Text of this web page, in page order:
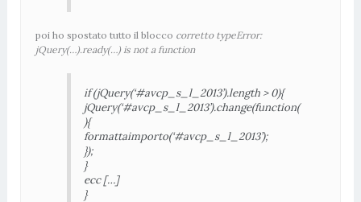
poi ho spostato tutto il blocco corretto typeError:
jQuery(…).ready(…) is not a function
if (jQuery(‘#avcp_s_l_2013’).length > 0){
jQuery(‘#avcp_s_l_2013’).change(function(
){
formattaimporto(‘#avcp_s_l_2013’);
});
}
ecc […]
}